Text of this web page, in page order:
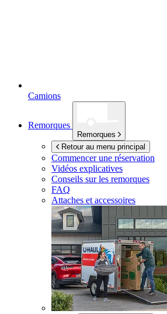
Camions
Remorques
Remorques
Retour au menu principal
Commencer une réservation
Vidéos explicatives
Conseils sur les remorques
FAQ
Attaches et accessoires